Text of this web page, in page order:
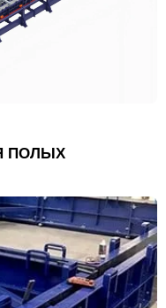
ПОЛЫХ